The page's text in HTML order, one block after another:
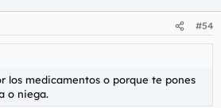
#54
los medicamentos o porque te pones
o niega.